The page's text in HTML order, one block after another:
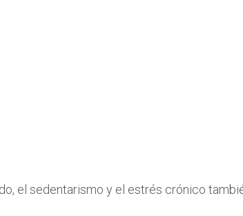
el sedentarismo y el estrés crónico